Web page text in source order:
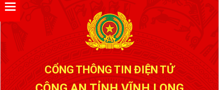
CỔNG THÔNG TIN ĐIỆN TỬ